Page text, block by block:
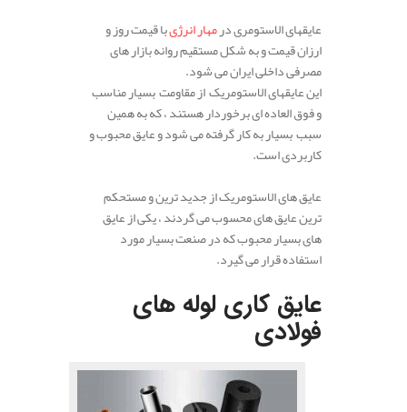
عایقهای الاستومری درمهار انرژیبا قیمت روز و
ارزان قیمت و به شکل مستقیم روانه بازار های
مصرفی داخلی ایران می شود.
این عایقهای الاستومریک از مقاومت بسیار مناسب
و فوق العاده ای برخوردار هستند ، که به همین
سبب بسیار به کار گرفته می شود و عایق محبوب و
کاربردی است.
عایق های الاستومریک از جدید ترین و مستحکم
ترین عایق های محسوب می گردند ، یکی از عایق
های بسیار محبوب که در صنعت بسیار مورد
استفاده قرار می گیرد.
عایق کاری لوله های
فولادی